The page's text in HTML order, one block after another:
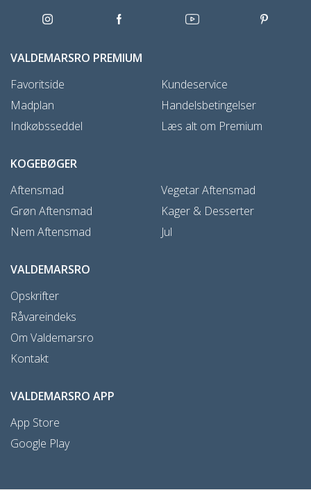
VALDEMARSRO PREMIUM
Favoritside
Madplan
Indkøbsseddel
Kundeservice
Handelsbetingelser
Læs alt om Premium
KOGEBØGER
Aftensmad
Grøn Aftensmad
Nem Aftensmad
Vegetar Aftensmad
Kager & Desserter
Jul
VALDEMARSRO
Opskrifter
Råvareindeks
Om Valdemarsro
Kontakt
VALDEMARSRO APP
App Store
Google Play